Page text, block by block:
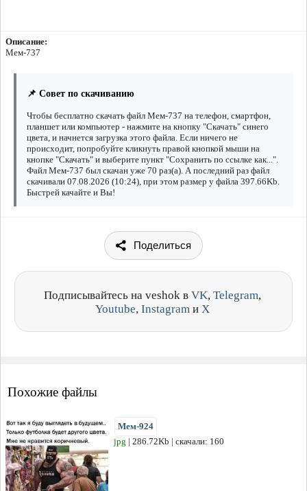
Описание:
Мем-737
📌 Совет по скачиванию
Чтобы бесплатно скачать файл Мем-737 на телефон, смартфон,
планшет или компьютер - нажмите на кнопку "Скачать" синего
цвета, и начнется загрузка этого файла. Если ничего не
происходит, попробуйте кликнуть правой кнопкой мыши на
кнопке "Скачать" и выберите пункт "Сохранить по ссылке как...".
Файл Мем-737 был скачан уже 70 раз(а). А последний раз файл
скачивали 07.08.2026 (10:24), при этом размер у файла 397.66Kb.
Быстрей качайте и Вы!
Поделиться
Подписывайтесь на veshok в VK, Telegram,
Youtube, Instagram и X
Похожие файлы
Мем-924
jpg | 286.72Kb | скачали: 160